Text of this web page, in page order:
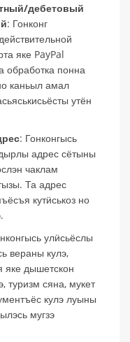
дебетовый
: Гонконг
яке PayPal
обработка понна
каньыл амал
утён
: Гонконгысь
адрес сётыны
чаклам
Та адрес
кутӥськоз но
улӥсьёслы
вераны кулэ,
яке дышетскон
туризм сяна, мукет
кулэ луыны
мугзэ